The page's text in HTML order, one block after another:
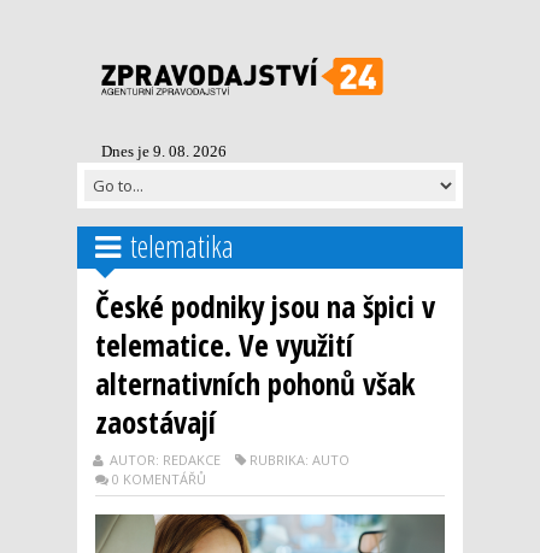
Dnes je 9. 08. 2026
telematika
České podniky jsou na špici v
telematice. Ve využití
alternativních pohonů však
zaostávají
AUTOR: REDAKCE
RUBRIKA: AUTO
0 KOMENTÁŘŮ